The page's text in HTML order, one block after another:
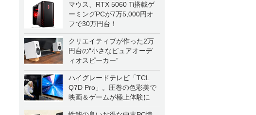
マウス、RTX 5060 Ti搭載ゲ
ーミングPCが7万5,000円オ
フで30万円台！
クリエイティブが作った2万
円台の“小さなピュアオーデ
ィオスピーカー”
ハイグレードテレビ「TCL
Q7D Pro」。圧巻の色彩美で
映画＆ゲームが極上体験に